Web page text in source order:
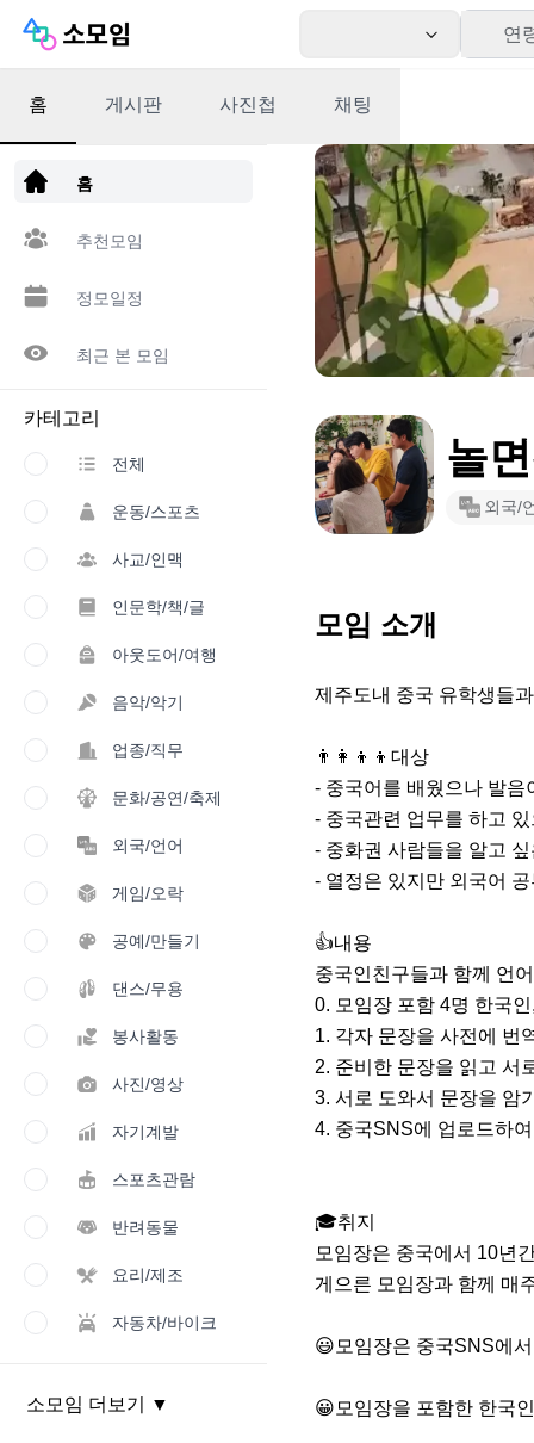
연
앱 다운로드
홈
추천모임
정모일정
최근 본 모임
카테고리
전체
운동/스포츠
사교/인맥
인문학/책/글
아웃도어/여행
음악/악기
업종/직무
문화/공연/축제
외국/언어
게임/오락
공예/만들기
댄스/무용
봉사활동
사진/영상
자기계발
스포츠관람
반려동물
요리/제조
자동차/바이크
소모임 더보기 ▼
홈 게시판 사진첩 채팅
놀
외국/
모임 소개
제주도내 중국 유학생들
👨‍👩‍👦‍👦대상
- 중국어를 배웠으나 발음
- 중국관련 업무를 하고 있
- 중화권 사람들을 알고 싶
- 열정은 있지만 외국어
👍내용
중국인친구들과 함께 언
0. 모임장 포함 4명 한국
1. 각자 문장을 사전에 번
2. 준비한 문장을 읽고 서
3. 서로 도와서 문장을 암
4. 중국SNS에 업로드하
🎓취지
모임장은 중국에서 10년
게으른 모임장과 함께 매
😃모임장은 중국SNS에
😀모임장을 포함한 한국